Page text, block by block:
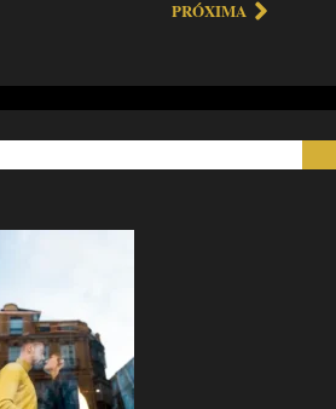
PRÓXIMA